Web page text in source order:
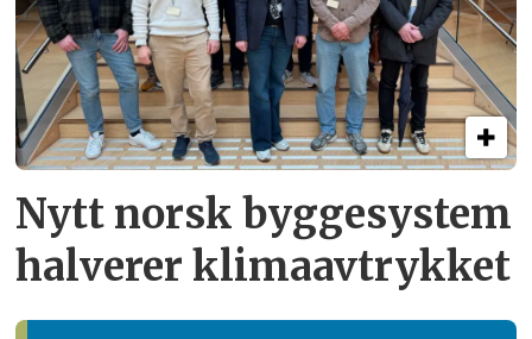
Nytt norsk byggesystem
halverer klimaavtrykket